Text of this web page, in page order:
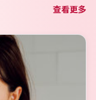
查看更多